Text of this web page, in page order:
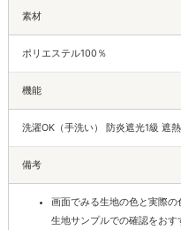
素材
ポリエステル100％
機能
洗濯OK（手洗い） 防炎遮光1級 遮熱
備考
画面でみる生地の色と実際
生地サンプルでの確認をおす